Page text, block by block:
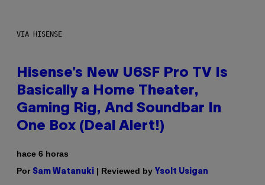
VIA HISENSE
Hisense’s New U6SF Pro TV Is
Basically a Home Theater,
Gaming Rig, And Soundbar In
One Box (Deal Alert!)
hace 6 horas
Por Sam Watanuki | Reviewed by Ysolt Usigan